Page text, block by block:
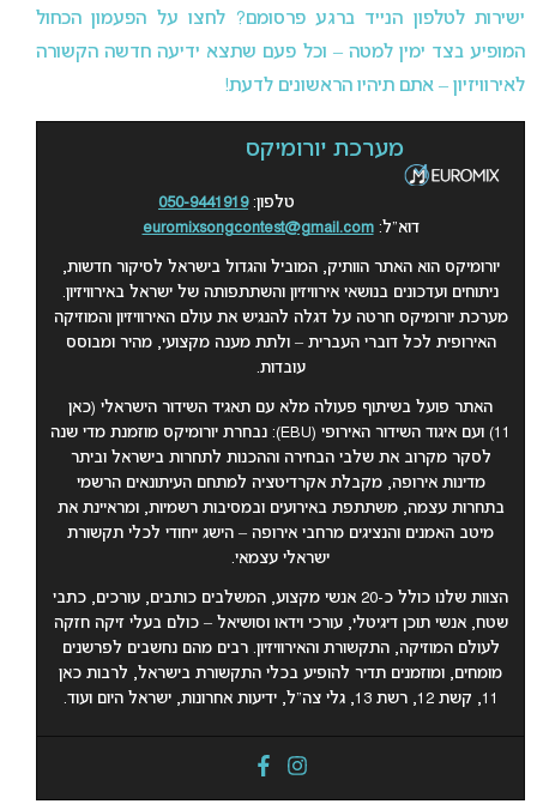
ישירות לטלפון הנייד ברגע פרסומם? לחצו על הפעמון הכחול
המופיע בצד ימין למטה – וכל פעם שתצא ידיעה חדשה הקשורה
לאירוויזיון – אתם תיהיו הראשונים לדעת!
מערכת יורומיקס
טלפון: 050-9441919
דוא”ל: euromixsongcontest@gmail.com
יורומיקס הוא האתר הוותיק, המוביל והגדול בישראל לסיקור חדשות,
ניתוחים ועדכונים בנושאי אירוויזיון והשתתפותה של ישראל באירוויזיון.
מערכת יורומיקס חרטה על דגלה להנגיש את עולם האירוויזיון והמוזיקה
האירופית לכל דוברי העברית – ולתת מענה מקצועי, מהיר ומבוסס
עובדות.
האתר פועל בשיתוף פעולה מלא עם תאגיד השידור הישראלי (כאן
11) ועם איגוד השידור האירופי (EBU): נבחרת יורומיקס מוזמנת מדי שנה
לסקר מקרוב את שלבי הבחירה וההכנות לתחרות בישראל וביתר
מדינות אירופה, מקבלת אקרדיטציה למתחם העיתונאים הרשמי
בתחרות עצמה, משתתפת באירועים ובמסיבות רשמיות, ומראיינת את
מיטב האמנים והנציגים מרחבי אירופה – הישג ייחודי לכלי תקשורת
ישראלי עצמאי.
הצוות שלנו כולל כ-20 אנשי מקצוע, המשלבים כותבים, עורכים, כתבי
שטח, אנשי תוכן דיגיטלי, עורכי וידאו וסושיאל – כולם בעלי זיקה חזקה
לעולם המוזיקה, התקשורת והאירוויזיון. רבים מהם נחשבים לפרשנים
מומחים, ומוזמנים תדיר להופיע בכלי התקשורת בישראל, לרבות כאן
11, קשת 12, רשת 13, גלי צה”ל, ידיעות אחרונות, ישראל היום ועוד.